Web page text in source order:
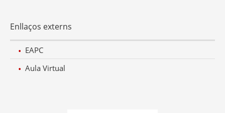
Enllaços externs
EAPC
Aula Virtual